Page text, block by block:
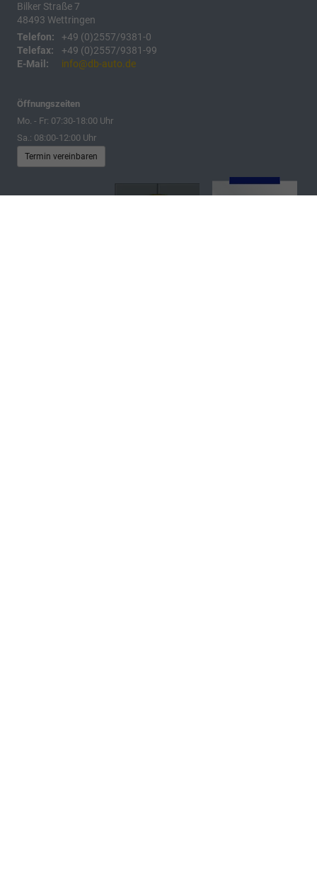
Bilker Straße 7
48493 Wettringen
Telefon:
+49 (0)2557/9381-0
Telefax:
+49 (0)2557/9381-99
E-Mail:
info@db-auto.de
Öffnungszeiten
Mo. - Fr: 07:30-18:00 Uhr
Sa.: 08:00-12:00 Uhr
Termin vereinbaren